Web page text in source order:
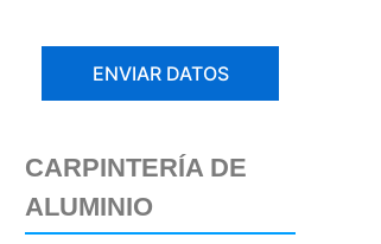
CARPINTERÍA DE
ALUMINIO